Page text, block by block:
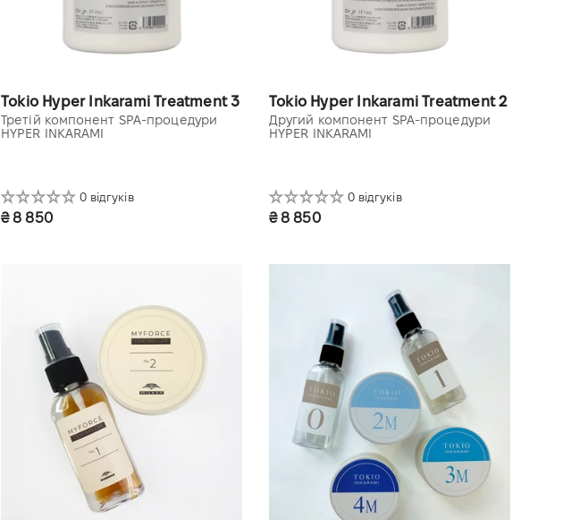
Tokio Hyper Inkarami Treatment 3
Третій компонент SPA-процедури
HYPER INKARAMI
0 відгуків
₴ 8 850
Tokio Hyper Inkarami Treatment 2
Другий компонент SPA-процедури
HYPER INKARAMI
0 відгуків
₴ 8 850